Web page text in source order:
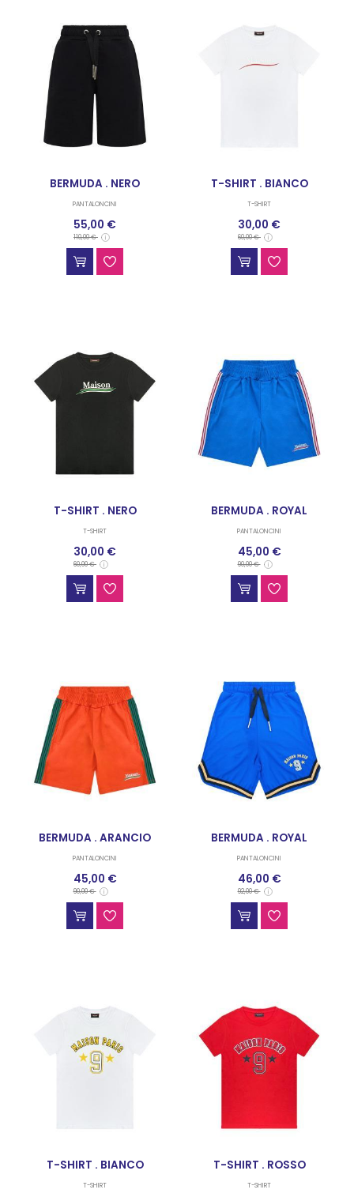
BERMUDA . NERO
PANTALONCINI
55,00 €
110,00 €
T-SHIRT . BIANCO
T-SHIRT
30,00 €
60,00 €
T-SHIRT . NERO
T-SHIRT
30,00 €
60,00 €
BERMUDA . ROYAL
PANTALONCINI
45,00 €
90,00 €
BERMUDA . ARANCIO
PANTALONCINI
45,00 €
90,00 €
BERMUDA . ROYAL
PANTALONCINI
46,00 €
92,00 €
T-SHIRT . BIANCO
T-SHIRT
T-SHIRT . ROSSO
T-SHIRT